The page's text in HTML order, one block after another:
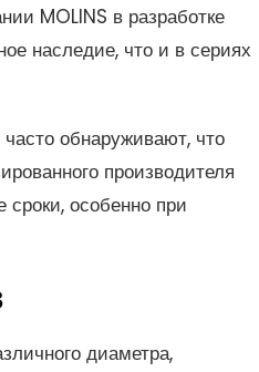
MOLINS в разработке
наследие, что и в сериях
обнаруживают, что
производителя
сроки, особенно при
диаметра,